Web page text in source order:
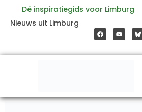
inhoud
Dé inspiratiegids voor Limburg
Nieuws uit Limburg
a
c
e
o
o
o
u
t
b
e